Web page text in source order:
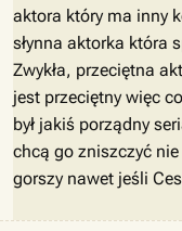
aktora który ma inny
słynna aktorka która
Zwykła, przeciętna
jest przeciętny więc
był jakiś porządny
chcą go zniszczyć
gorszy nawet jeśli